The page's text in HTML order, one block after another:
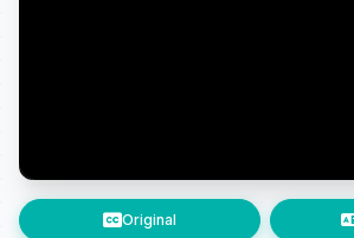
Original